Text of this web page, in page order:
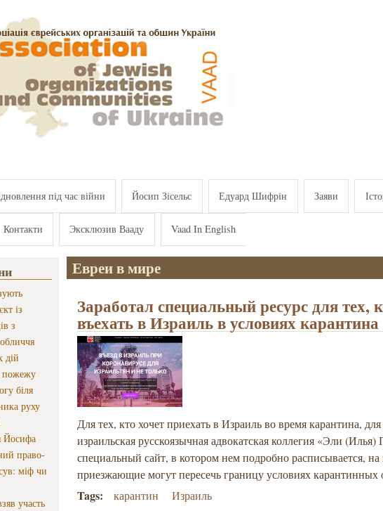
під час війни Йосип Зісельс Едуард Шифрін Заяви
Контакти Эксклюзив Вааду Vaad In English
із
з
дій
пожежу
біля
руху
Йосифа
право-
міф чи
участь
Евреи в мире
Заработал специальный ресурс для тех,
въехать в Израиль в условиях карантина
Для тех, кто хочет приехать в Израиль во время карантина,
израильская русскоязычная адвокатская коллегия «Эли (Илья)
специальный сайт, в котором нем подробно расписывается,
приезжающие могут пересечь границу условиях карантинных
Tags: карантин Израиль